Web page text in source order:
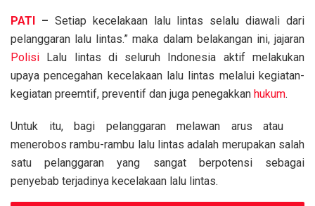
ce
b
o
o
k
tt
er
ail at
s
A
p
p
py
Li
n
k
ar
e
PATI – Setiap kecelakaan lalu lintas selalu diawali dari
pelanggaran lalu lintas.” maka dalam belakangan ini, jajaran
Polisi Lalu lintas di seluruh Indonesia aktif melakukan
upaya pencegahan kecelakaan lalu lintas melalui kegiatan-
kegiatan preemtif, preventif dan juga penegakkan hukum.
Untuk itu, bagi pelanggaran melawan arus atau
menerobos rambu-rambu lalu lintas adalah merupakan salah
satu pelanggaran yang sangat berpotensi sebagai
penyebab terjadinya kecelakaan lalu lintas.